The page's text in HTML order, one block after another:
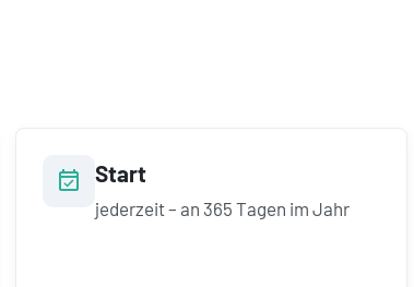
Start
jederzeit – an 365 Tagen im Jahr